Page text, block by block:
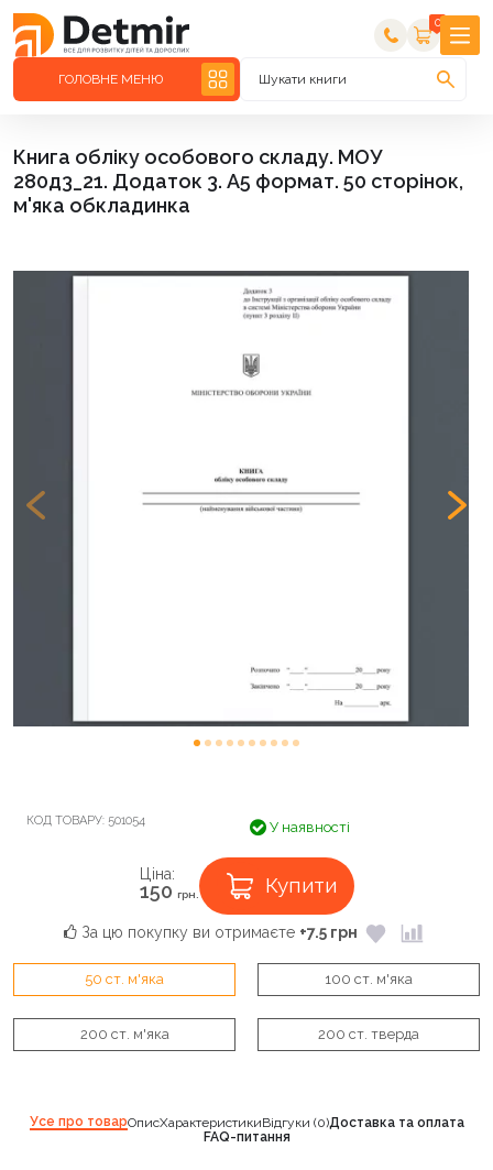
0
ГОЛОВНЕ МЕНЮ Шукати книги
Книга обліку особового складу. МОУ
280д3_21. Додаток 3. А5 формат. 50 сторінок,
м'яка обкладинка
КОД ТОВАРУ: 501054 У наявності
Ціна:
150 грн. Купити
За цю покупку ви отримаєте +7.5 грн
50 ст. м'яка 100 ст. м'яка
200 ст. м'яка 200 ст. тверда
Усе про товарОписХарактеристикиВідгуки (0)Доставка та оплата
FAQ-питання